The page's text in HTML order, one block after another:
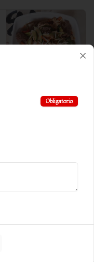
Obligatorio